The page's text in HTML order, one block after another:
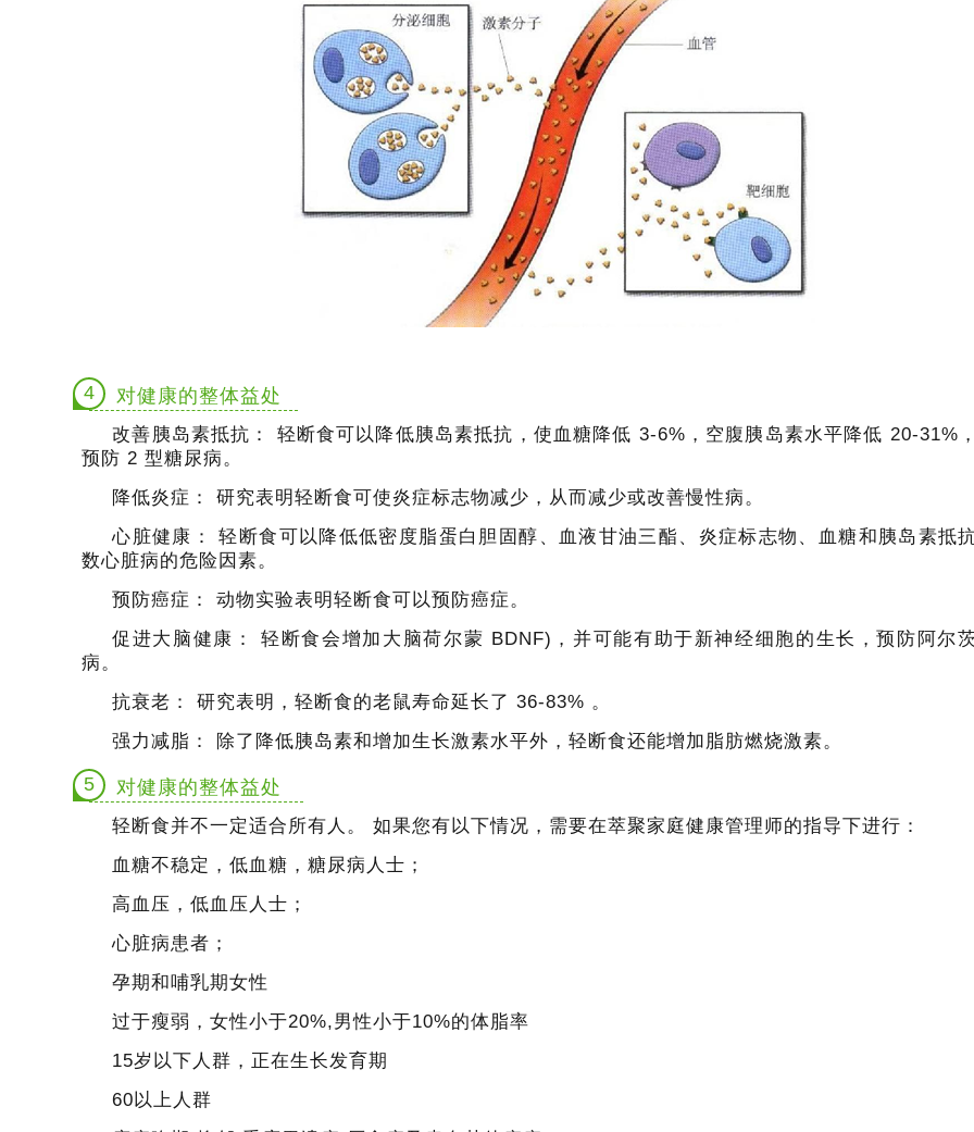
4 对健康的整体益处
改善胰岛素抵抗：
轻断食可以降低胰岛素抵抗，使血糖降低 3-6%，空腹胰岛素水平降低 20-31%
预防 2 型糖尿病。
降低炎症：
研究表明轻断食可使炎症标志物减少，从而减少或改善慢性病。
心脏健康：
轻断食可以降低低密度脂蛋白胆固醇、血液甘油三酯、炎症标志物、血糖和胰岛素抵
数心脏病的危险因素。
预防癌症：
动物实验表明轻断食可以预防癌症。
促进大脑健康：
轻断食会增加大脑荷尔蒙 BDNF)，并可能有助于新神经细胞的生长，预防阿尔
病。
抗衰老：
研究表明，轻断食的老鼠寿命延长了 36-83% 。
强力减脂：
除了降低胰岛素和增加生长激素水平外，轻断食还能增加脂肪燃烧激素。
5 对健康的整体益处
轻断食并不一定适合所有人。
如果您有以下情况，需要在萃聚家庭健康管理师的指导下进行：
血糖不稳定，低血糖，糖尿病人士；
高血压，低血压人士；
心脏病患者；
孕期和哺乳期女性
过于瘦弱，女性小于20%,男性小于10%的体脂率
15岁以下人群，正在生长发育期
60以上人群